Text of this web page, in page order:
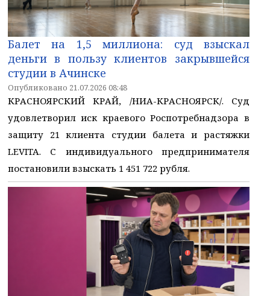
Балет на 1,5 миллиона: суд взыскал
деньги в пользу клиентов закрывшейся
студии в Ачинске
Опубликовано 21.07.2026 08:48
КРАСНОЯРСКИЙ КРАЙ, /НИА-КРАСНОЯРСК/. Суд
удовлетворил иск краевого Роспотребнадзора в
защиту 21 клиента студии балета и растяжки
LEVITA. С индивидуального предпринимателя
постановили взыскать 1 451 722 рубля.